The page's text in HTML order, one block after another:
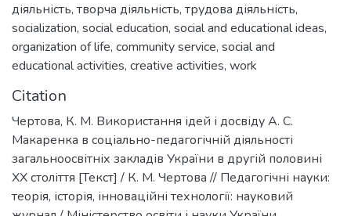
діяльність, творча діяльність, трудова діяльність,
socialization, social education, social and educational ideas,
organization of life, community service, social and
educational activities, creative activities, work
Citation
Чертова, К. М. Використання ідей і досвіду А. С.
Макаренка в соціально-педагогічній діяльності
загальноосвітніх закладів України в другій половині
ХХ століття [Текст] / К. М. Чертова // Педагогічні науки:
теорія, історія, інноваційні технології: науковий